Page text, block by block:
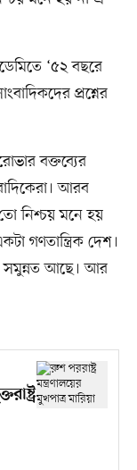
‘৫২ বছরে
প্রশ্নের
বক্তব্যের
আরব
নিশ্চয় মনে হয়
গণতান্ত্রিক দেশ।
সমুন্নত আছে। আর